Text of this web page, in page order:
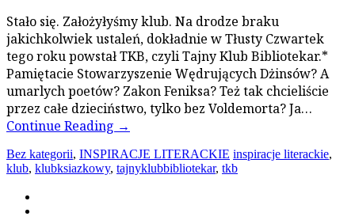
Stało się. Założyłyśmy klub. Na drodze braku
jakichkolwiek ustaleń, dokładnie w Tłusty Czwartek
tego roku powstał TKB, czyli Tajny Klub Bibliotekar.*
Pamiętacie Stowarzyszenie Wędrujących Dżinsów? A
umarlych poetów? Zakon Feniksa? Też tak chcieliście
przez całe dzieciństwo, tylko bez Voldemorta? Ja…
Continue Reading →
Bez kategorii, INSPIRACJE LITERACKIE inspiracje literackie,
klub, klubksiazkowy, tajnyklubbibliotekar, tkb